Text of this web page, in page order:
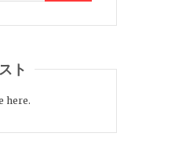
ト
here.